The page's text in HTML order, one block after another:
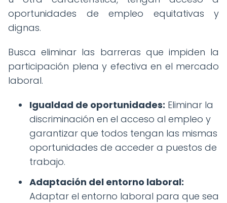
oportunidades de empleo equitativas y
dignas.
Busca eliminar las barreras que impiden la
participación plena y efectiva en el mercado
laboral.
Igualdad de oportunidades: Eliminar la
discriminación en el acceso al empleo y
garantizar que todos tengan las mismas
oportunidades de acceder a puestos de
trabajo.
Adaptación del entorno laboral:
Adaptar el entorno laboral para que sea